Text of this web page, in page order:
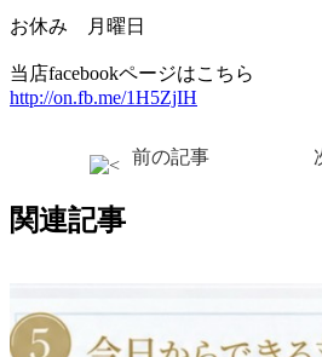
お休み 月曜日
当店facebookページはこちら
http://on.fb.me/1H5ZjIH
前の記事
関連記事